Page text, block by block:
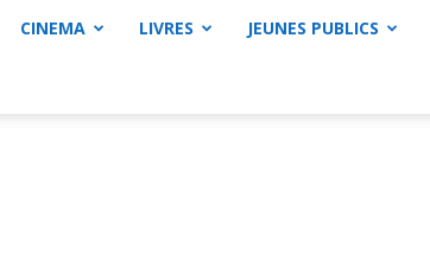
CINEMA LIVRES JEUNES PUBLICS